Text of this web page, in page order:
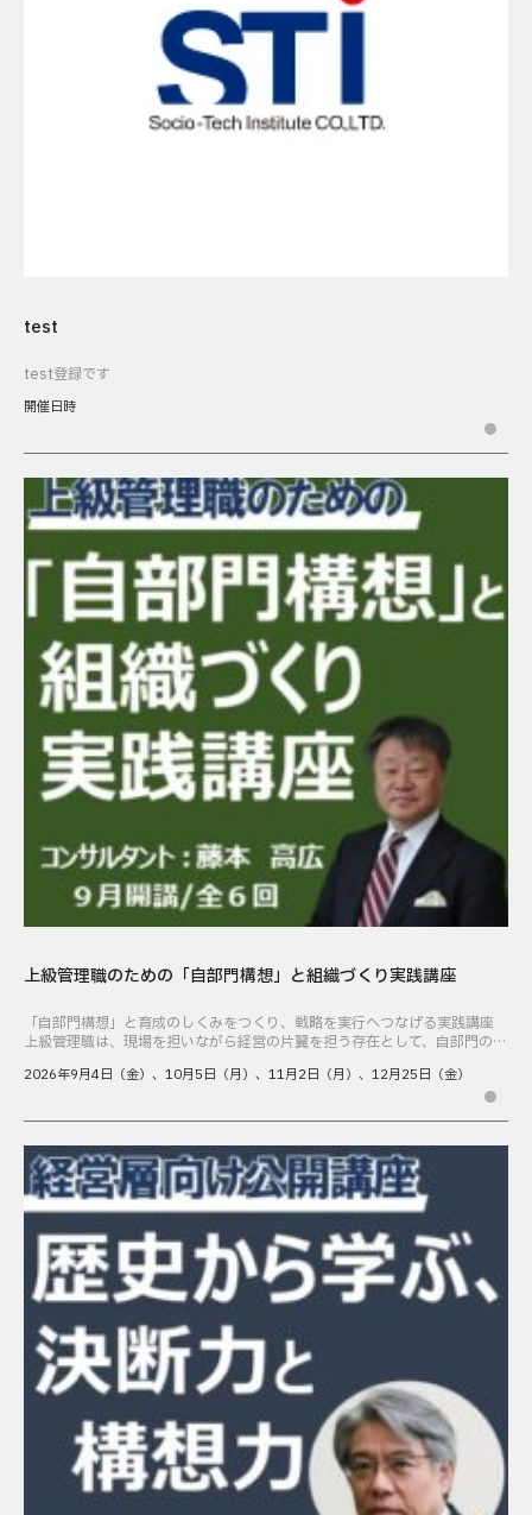
test
test登録です
開催日時
上級管理職のための「自部門構想」と組織づくり実践講座
「自部門構想」と育成のしくみをつくり、戦略を実行へつなげる実践講座
上級管理職は、現場を担いながら経営の片翼を担う存在として、自部門の意
では、「戦略はあ […]
2026年9月4日（金）、10月5日（月）、11月2日（月）、12月25日（金）